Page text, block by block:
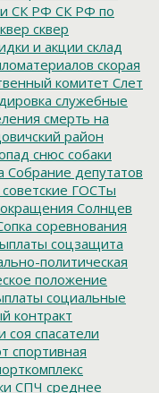
СК РФ СК РФ по
сквер
и акции склад
скорая
комитет Слет
служебные
смерть на
район
снюс собаки
Собрание депутатов
советские ГОСТы
Солнцев
соревнования
соцзащита
политическая
положение
социальные
контракт
соя спасатели
спортивная
СПЧ среднее